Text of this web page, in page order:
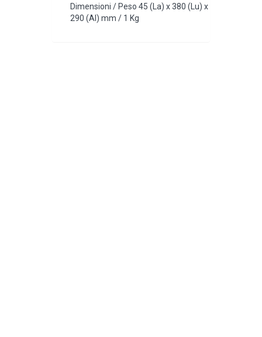
Dimensioni / Peso 45 (La) x 380 (Lu) x
290 (Al) mm / 1 Kg